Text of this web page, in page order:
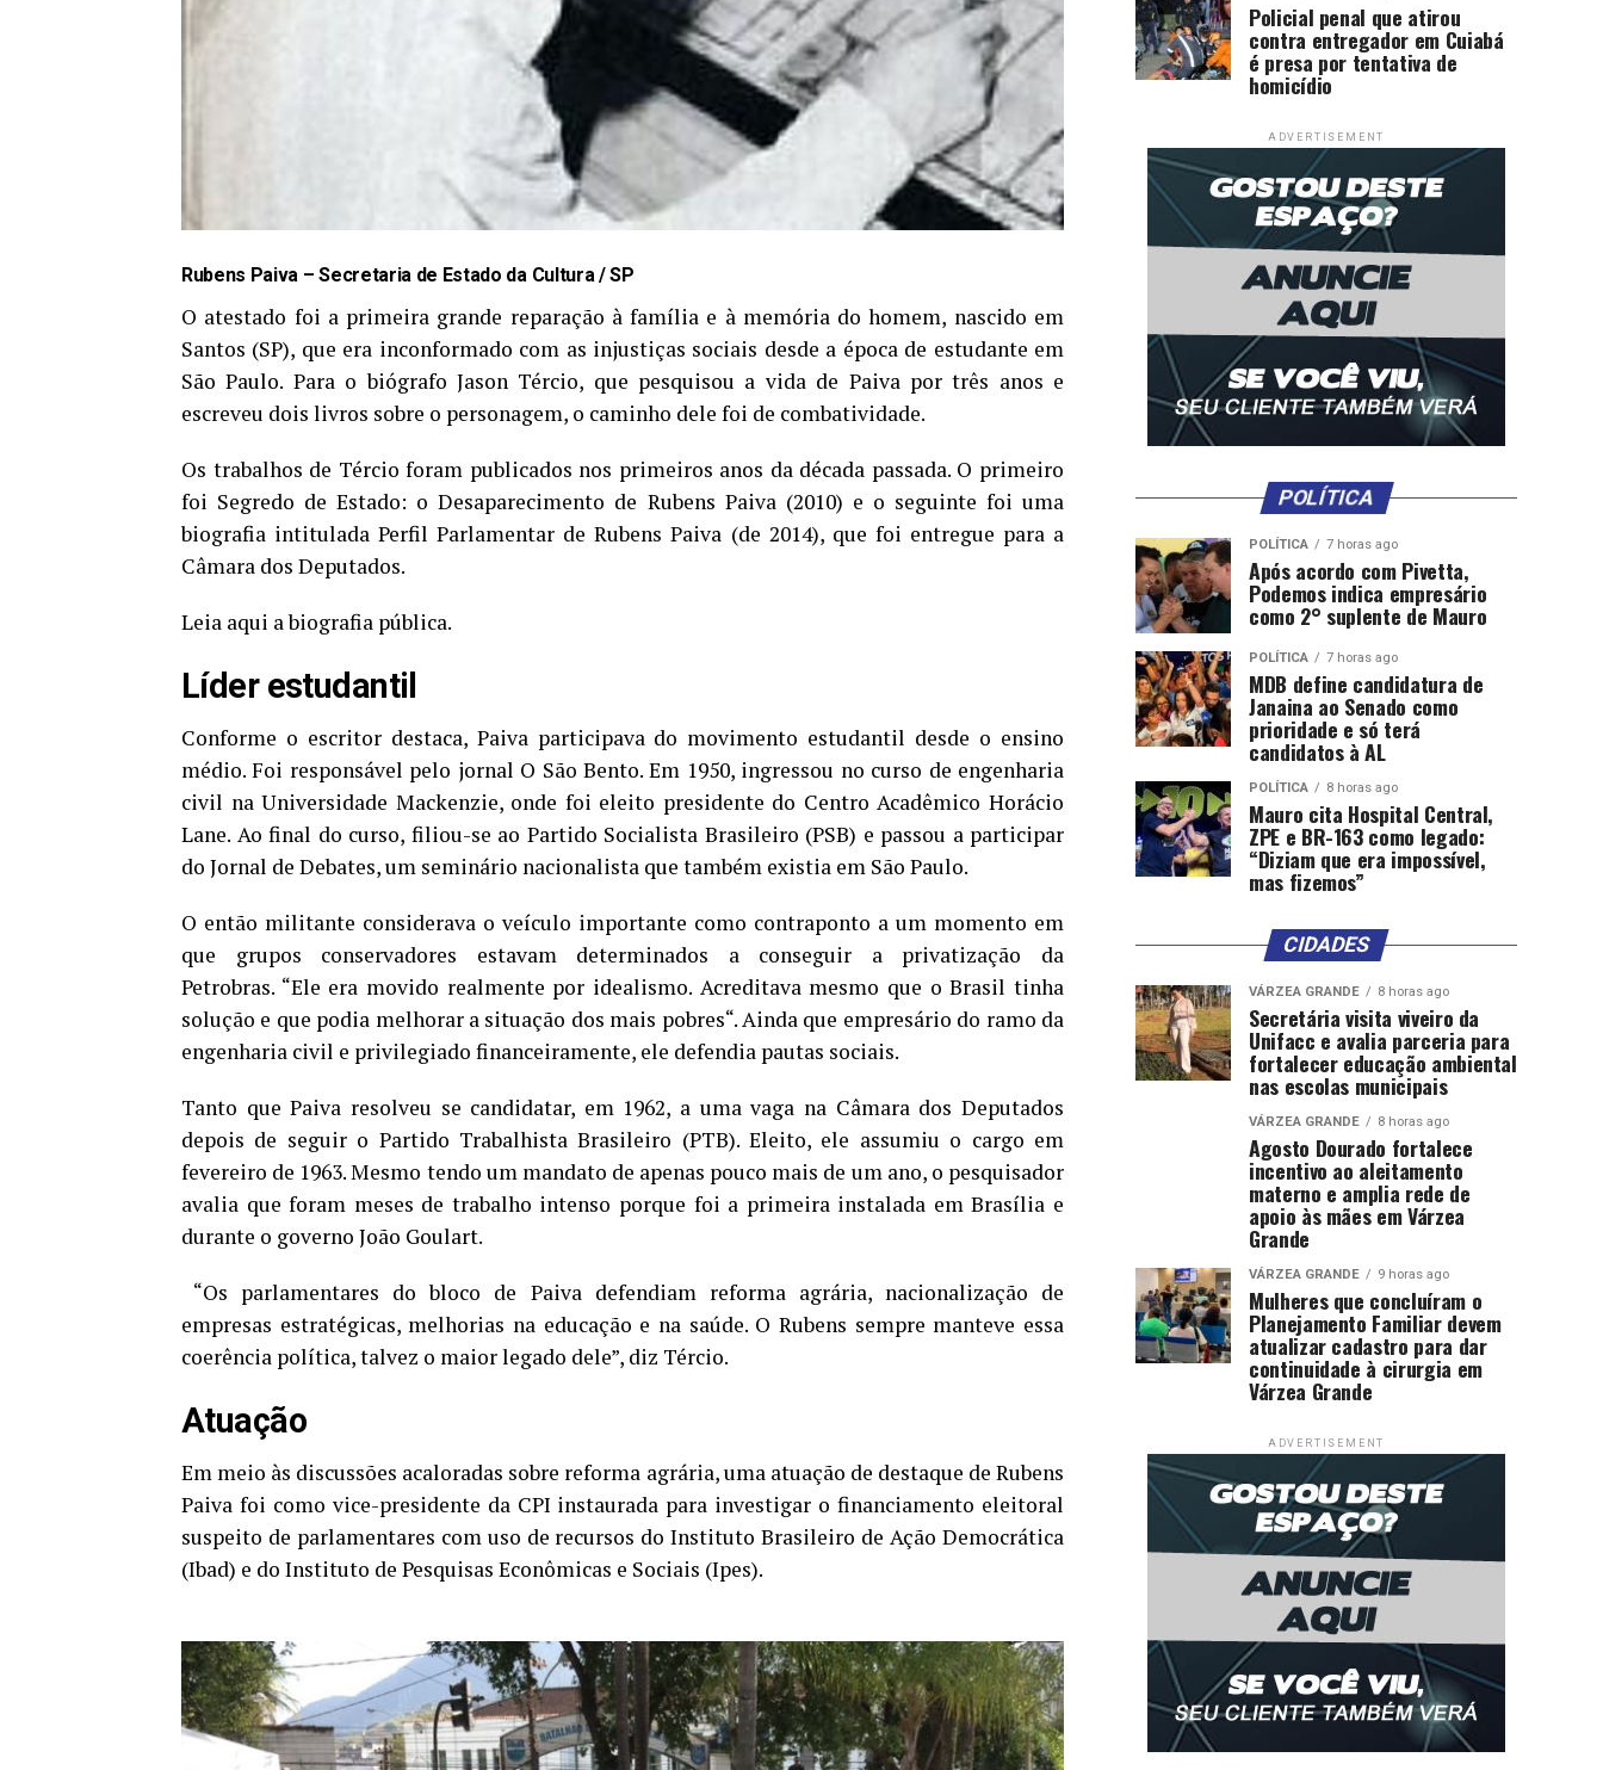
Rubens Paiva –Secretaria de Estado da Cultura / SP
O atestado foi a primeira grande reparação à família e à memória do homem, nascido em
Santos (SP), que era inconformado com as injustiças sociais desde a época de estudante em
São Paulo. Para o biógrafo Jason Tércio, que pesquisou a vida de Paiva por três anos e
escreveu dois livros sobre o personagem, o caminho dele foi de combatividade.
Os trabalhos de Tércio foram publicados nos primeiros anos da década passada. O primeiro
foi Segredo de Estado: o Desaparecimento de Rubens Paiva (2010) e o seguinte foi uma
biografia intitulada Perfil Parlamentar de Rubens Paiva (de 2014), que foi entregue para a
Câmara dos Deputados.
Leia aqui a biografia pública.
Líder estudantil
Conforme o escritor destaca, Paiva participava do movimento estudantil desde o ensino
médio. Foi responsável pelo jornal O São Bento. Em 1950, ingressou no curso de engenharia
civil na Universidade Mackenzie, onde foi eleito presidente do Centro Acadêmico Horácio
Lane. Ao final do curso, filiou-se ao Partido Socialista Brasileiro (PSB) e passou a participar
do Jornal de Debates, um seminário nacionalista que também existia em São Paulo.
O então militante considerava o veículo importante como contraponto a um momento em
que grupos conservadores estavam determinados a conseguir a privatização da
Petrobras. “Ele era movido realmente por idealismo. Acreditava mesmo que o Brasil tinha
solução e que podia melhorar a situação dos mais pobres“. Ainda que empresário do ramo da
engenharia civil e privilegiado financeiramente, ele defendia pautas sociais.
Tanto que Paiva resolveu se candidatar, em 1962, a uma vaga na Câmara dos Deputados
depois de seguir o Partido Trabalhista Brasileiro (PTB). Eleito, ele assumiu o cargo em
fevereiro de 1963. Mesmo tendo um mandato de apenas pouco mais de um ano, o pesquisador
avalia que foram meses de trabalho intenso porque foi a primeira instalada em Brasília e
durante o governo João Goulart.
“Os parlamentares do bloco de Paiva defendiam reforma agrária, nacionalização de
empresas estratégicas, melhorias na educação e na saúde. O Rubens sempre manteve essa
coerência política, talvez o maior legado dele”, diz Tércio.
Atuação
Em meio às discussões acaloradas sobre reforma agrária, uma atuação de destaque de Rubens
Paiva foi como vice-presidente da CPI instaurada para investigar o financiamento eleitoral
suspeito de parlamentares com uso de recursos do Instituto Brasileiro de Ação Democrática
(Ibad) e do Instituto de Pesquisas Econômicas e Sociais (Ipes).
Policial penal que atirou
contra entregador em Cuiabá
é presa por tentativa de
homicídio
ADVERTISEMENT
POLÍTICA
POLÍTICA 7 horas ago
Após acordo com Pivetta,
Podemos indica empresário
como 2° suplente de Mauro
POLÍTICA 7 horas ago
MDB define candidatura de
Janaina ao Senado como
prioridade e só terá
candidatos à AL
POLÍTICA 8 horas ago
Mauro cita Hospital Central,
ZPE e BR-163 como legado:
“Diziam que era impossível,
mas fizemos”
CIDADES
VÁRZEA GRANDE 8 horas ago
Secretária visita viveiro da
Unifacc e avalia parceria para
fortalecer educação ambiental
nas escolas municipais
VÁRZEA GRANDE 8 horas ago
Agosto Dourado fortalece
incentivo ao aleitamento
materno e amplia rede de
apoio às mães em Várzea
Grande
VÁRZEA GRANDE 9 horas ago
Mulheres que concluíram o
Planejamento Familiar devem
atualizar cadastro para dar
continuidade à cirurgia em
Várzea Grande
ADVERTISEMENT